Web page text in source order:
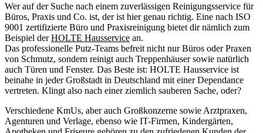
Wer auf der Suche nach einem zuverlässigen Reinigungsservice für
Büros, Praxis und Co. ist, der ist hier genau richtig. Eine nach ISO
9001 zertifizierte Büro und Praxisreinigung bietet dir nämlich zum
Beispiel derHOLTE Hausservice an.
Das professionelle Putz-Teams befreit nicht nur Büros oder Praxen
von Schmutz, sondern reinigt auch Treppenhäuser sowie natürlich
auch Türen und Fenster. Das Beste ist: HOLTE Hausservice ist
beinahe in jeder Großstadt in Deutschland mit einer Dependance
vertreten. Klingt also nach einer ziemlich sauberen Sache, oder?
Verschiedene KmUs, aber auch Großkonzerne sowie Arztpraxen,
Agenturen und Verlage, ebenso wie IT-Firmen, Kindergärten,